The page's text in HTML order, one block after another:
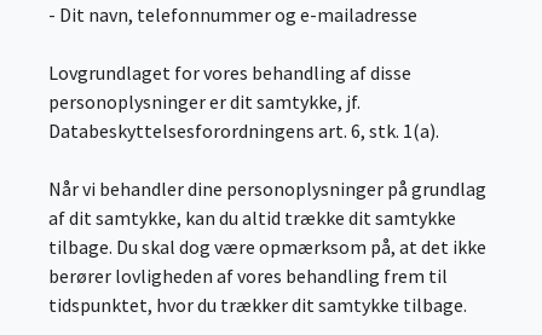
- Dit navn, telefonnummer og e-mailadresse
Lovgrundlaget for vores behandling af disse
personoplysninger er dit samtykke, jf.
Databeskyttelsesforordningens art. 6, stk. 1(a).
Når vi behandler dine personoplysninger på grundlag
af dit samtykke, kan du altid trække dit samtykke
tilbage. Du skal dog være opmærksom på, at det ikke
berører lovligheden af vores behandling frem til
tidspunktet, hvor du trækker dit samtykke tilbage.